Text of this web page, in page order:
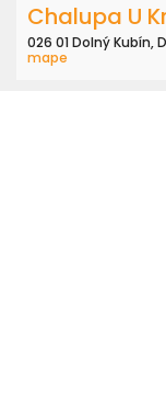
Chalupa U
026 01 Dolný Kubín,
mape